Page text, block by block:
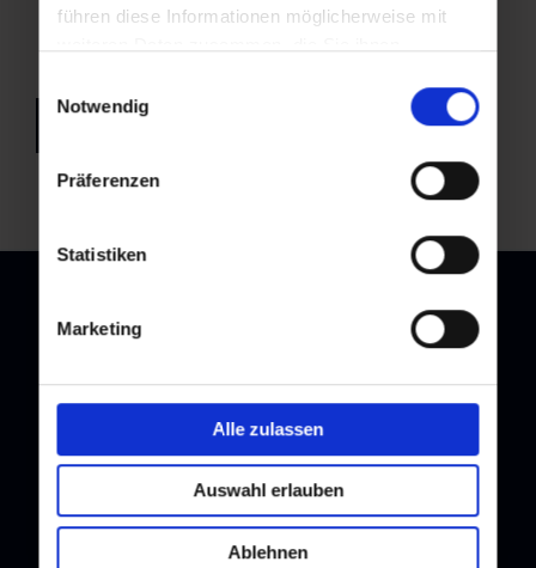
führen diese Informationen möglicherweise mit
Nutzung der Dienste gesammelt haben.
Notwendig
Präferenzen
Statistiken
Marketing
Alle zulassen
Auswahl erlauben
Ablehnen
Newsletter
Subscribe to our newsletter and stay up to date!